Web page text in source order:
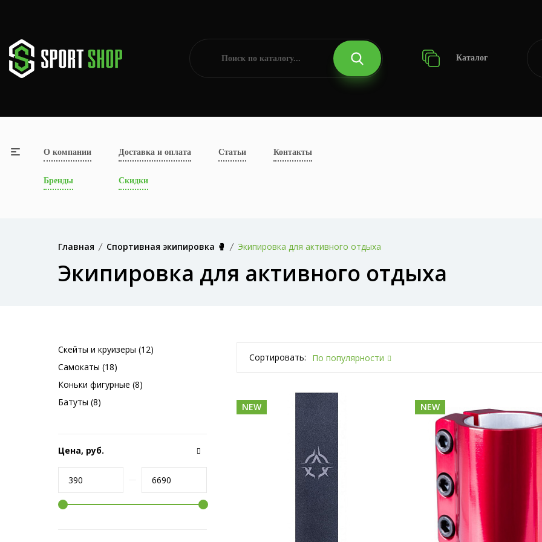
Каталог
О компании Доставка и оплата Статьи Контакты
Бренды Скидки
Главная Спортивная экипировка 🥊 Экипировка для активного отдыха
Экипировка для активного отдыха
Скейты и круизеры (12)
Самокаты (18)
Коньки фигурные (8)
Батуты (8)
Цена, руб.
Сортировать: По популярности
NEW NEW